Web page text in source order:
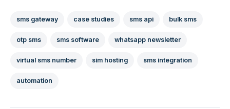
sms gateway case studies sms api bulk sms
otp sms sms software whatsapp newsletter
virtual sms number sim hosting sms integration
automation